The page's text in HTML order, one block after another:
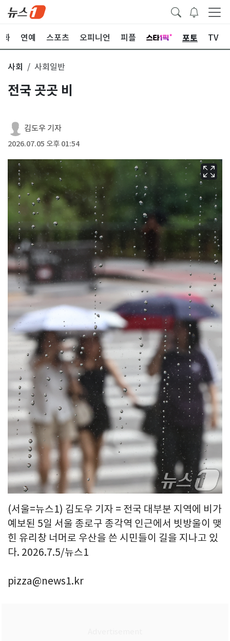
화 연예 스포츠 오피니언 피플 포토 TV
사회 사회일반
전국 곳곳 비
김도우 기자
2026.07.05 오후 01:54
(서울=뉴스1) 김도우 기자 = 전국 대부분 지역에 비가
예보된 5일 서울 종로구 종각역 인근에서 빗방울이 맺
힌 유리창 너머로 우산을 쓴 시민들이 길을 지나고 있
다. 2026.7.5/뉴스1
pizza@news1.kr